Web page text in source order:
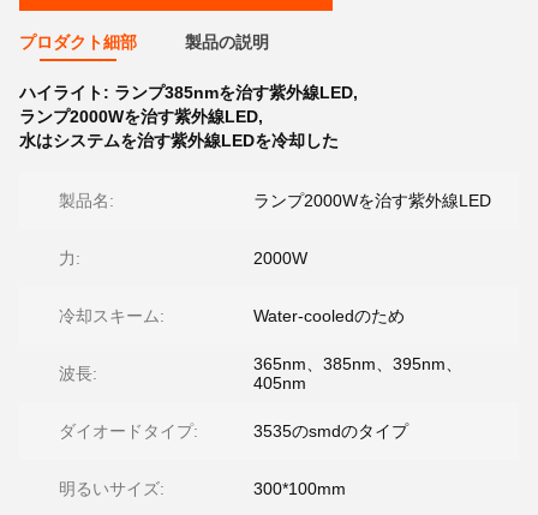
プロダクト細部 製品の説明
ハイライト: ランプ385nmを治す紫外線LED,
ランプ2000Wを治す紫外線LED,
水はシステムを治す紫外線LEDを冷却した
製品名: ランプ2000Wを治す紫外線LED
力: 2000W
冷却スキーム: Water-cooledのため
波長:
365nm、385nm、395nm、
405nm
ダイオードタイプ: 3535のsmdのタイプ
明るいサイズ: 300*100mm